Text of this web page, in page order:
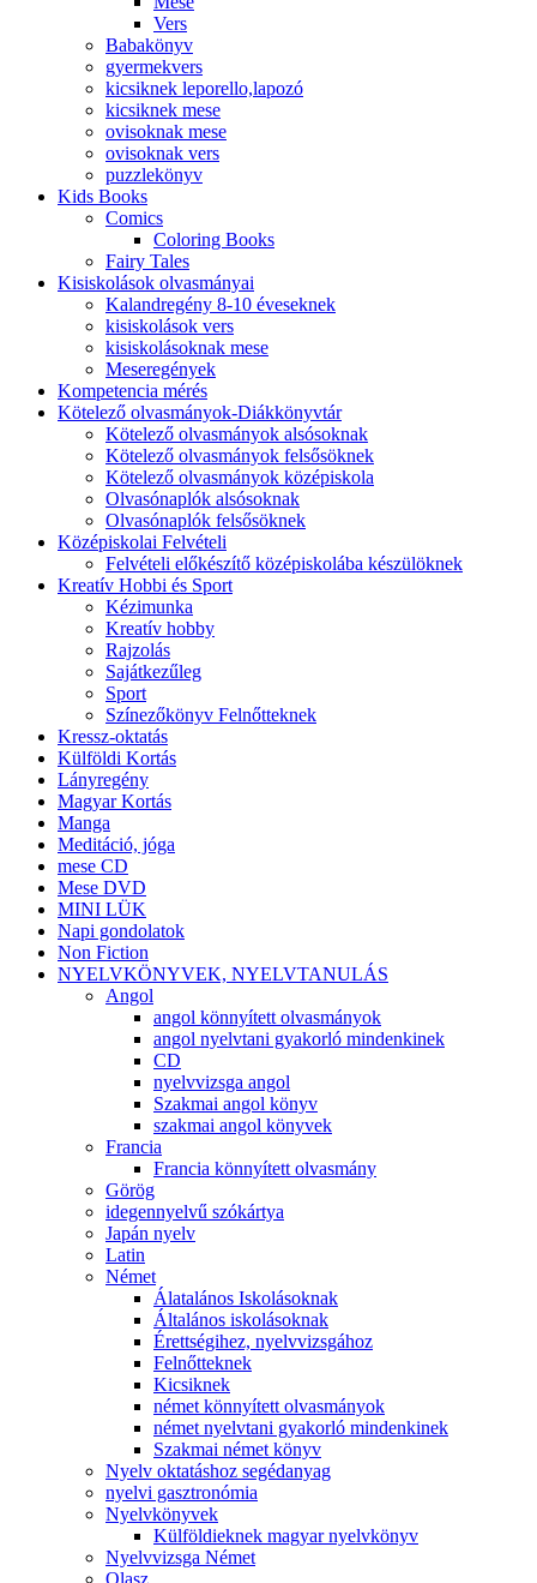
Vers
Babakönyv
gyermekvers
kicsiknek leporello,lapozó
kicsiknek mese
ovisoknak mese
ovisoknak vers
puzzlekönyv
Kids Books
Comics
Coloring Books
Fairy Tales
Kisiskolások olvasmányai
Kalandregény 8-10 éveseknek
kisiskolások vers
kisiskolásoknak mese
Meseregények
Kompetencia mérés
Kötelező olvasmányok-Diákkönyvtár
Kötelező olvasmányok alsósoknak
Kötelező olvasmányok felsősöknek
Kötelező olvasmányok középiskola
Olvasónaplók alsósoknak
Olvasónaplók felsősöknek
Középiskolai Felvételi
Felvételi előkészítő középiskolába készülöknek
Kreatív Hobbi és Sport
Kézimunka
Kreatív hobby
Rajzolás
Sajátkezűleg
Sport
Színezőkönyv Felnőtteknek
Kressz-oktatás
Külföldi Kortás
Lányregény
Magyar Kortás
Manga
Meditáció, jóga
mese CD
Mese DVD
MINI LÜK
Napi gondolatok
Non Fiction
NYELVKÖNYVEK, NYELVTANULÁS
Angol
angol könnyített olvasmányok
angol nyelvtani gyakorló mindenkinek
CD
nyelvvizsga angol
Szakmai angol könyv
szakmai angol könyvek
Francia
Francia könnyített olvasmány
Görög
idegennyelvű szókártya
Japán nyelv
Latin
Német
Álatalános Iskolásoknak
Általános iskolásoknak
Érettségihez, nyelvvizsgához
Felnőtteknek
Kicsiknek
német könnyített olvasmányok
német nyelvtani gyakorló mindenkinek
Szakmai német könyv
Nyelv oktatáshoz segédanyag
nyelvi gasztronómia
Nyelvkönyvek
Külföldieknek magyar nyelvkönyv
Nyelvvizsga Német
Olasz